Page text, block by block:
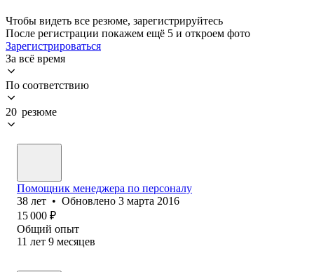
Чтобы видеть все резюме, зарегистрируйтесь
После регистрации покажем ещё 5 и откроем фото
Зарегистрироваться
За всё время
По соответствию
20 резюме
Помощник менеджера по персоналу
38 лет • Обновлено 3 марта 2016
15 000 ₽
Общий опыт
11 лет 9 месяцев